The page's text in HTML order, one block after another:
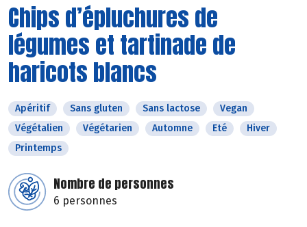
Chips d’épluchures de
légumes et tartinade de
haricots blancs
Apéritif Sans gluten Sans lactose
Vegan
Végétalien
Végétarien Automne Eté
Hiver
Printemps
Nombre de personnes
6 personnes